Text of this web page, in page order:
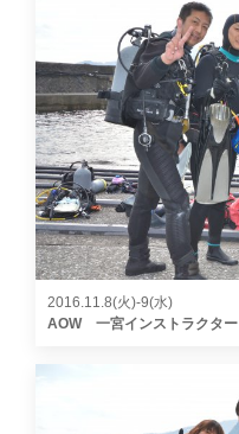
2016.11.8(火)-9(水)
AOW 一宮インストラクター